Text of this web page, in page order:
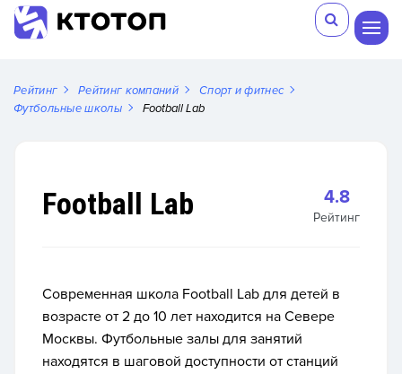
Рейтинг Рейтинг компаний
Спорт и фитнес
Футбольные школы
Football Lab
Football Lab 4.8
Рейтинг
Современная школа Football Lab для детей в
возрасте от 2 до 10 лет находится на Севере
Москвы. Футбольные залы для занятий
находятся в шаговой доступности от станций